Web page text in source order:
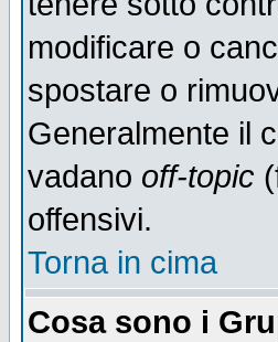
modificare o
spostare o
Generalmente il
vadano off-topic
offensivi.
Torna in cima
Cosa sono i